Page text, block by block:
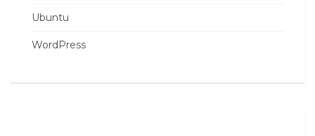
Ubuntu
WordPress